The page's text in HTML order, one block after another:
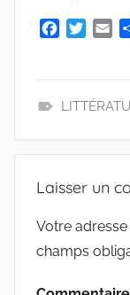
b
o
t
r
l
E
T
U
R
Laisser un
Votre
champs